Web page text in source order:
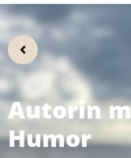
Autorin
Humor